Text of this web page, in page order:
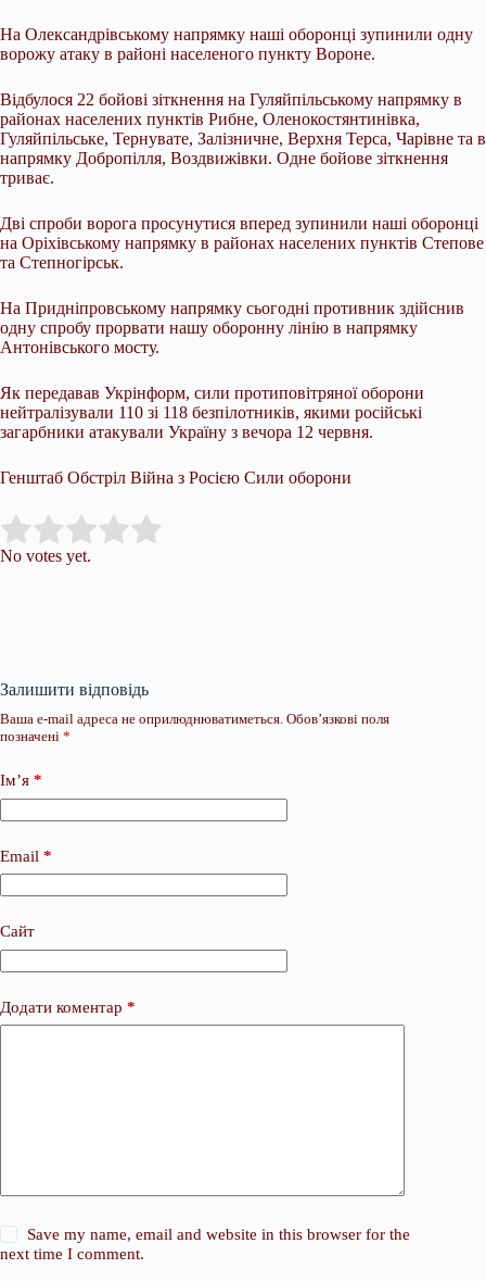
На Олександрівському напрямку наші оборонці зупинили одну
ворожу атаку в районі населеного пункту Вороне.
Відбулося 22 бойові зіткнення на Гуляйпільському напрямку в
районах населених пунктів Рибне, Оленокостянтинівка,
Гуляйпільське, Тернувате, Залізничне, Верхня Терса, Чарівне та в
напрямку Добропілля, Воздвижівки. Одне бойове зіткнення
триває.
Дві спроби ворога просунутися вперед зупинили наші оборонці
на Оріхівському напрямку в районах населених пунктів Степове
та Степногірськ.
На Придніпровському напрямку сьогодні противник здійснив
одну спробу прорвати нашу оборонну лінію в напрямку
Антонівського мосту.
Як передавав Укрінформ, сили протиповітряної оборони
нейтралізували 110 зі 118 безпілотників, якими російські
загарбники атакували Україну з вечора 12 червня.
Генштаб Обстріл Війна з Росією Сили оборони
Rate this item:
No votes yet.
Залишити відповідь
Ваша e-mail адреса не оприлюднюватиметься. Обов’язкові поля
позначені *
Ім’я *
Email *
Сайт
Додати коментар *
Save my name, email and website in this browser for the
next time I comment.